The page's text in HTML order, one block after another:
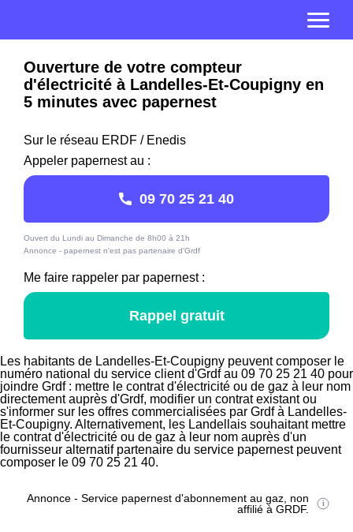
Ouverture de votre compteur
d'électricité à Landelles-Et-Coupigny en
5 minutes avec papernest
Sur le réseau ERDF / Enedis
Appeler papernest au :
09 70 25 21 40
Ouvert du Lundi au Dimanche de 8h00 à 21h
Annonce - papernest n'est pas partenaire d'Grdf
Me faire rappeler par papernest :
Rappel gratuit
Les habitants de Landelles-Et-Coupigny peuvent composer le
numéro national du service client d'Grdf au 09 70 25 21 40 pour
joindre Grdf : mettre le contrat d'électricité ou de gaz à leur nom
directement auprès d'Grdf, modifier un contrat existant ou
s'informer sur les offres commercialisées par Grdf à Landelles-
Et-Coupigny. Alternativement, les Landellais souhaitant mettre
le contrat d'électricité ou de gaz à leur nom auprès d'un
fournisseur alternatif partenaire du service papernest peuvent
composer le 09 70 25 21 40.
Annonce - Service papernest d'abonnement au gaz, non
affilié à GRDF.